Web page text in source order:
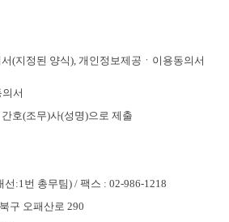
(지정된 양식), 개인정보제공 ㆍ 이용동의서
서
호(조무)사(성명)으로 제출
선 :1번 총무팀) / 팩스 : 02-986-1218
구 오패산로 290